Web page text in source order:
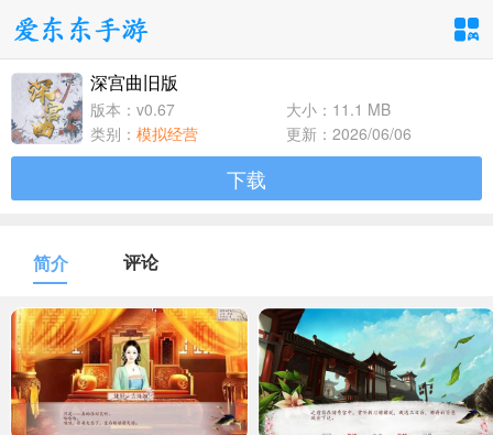
手游分类
卡牌回合
1百+款手游
1百+款手游
体育竞速
1百+款手游
冒险解谜
1百+款手游
模拟经营
1百+款手游
音乐舞蹈
儿童教育
深宫曲旧版
版本：v0.67
大小：11.1 MB
类别： 模拟经营 更新：2026/06/06
下载
简介 评论